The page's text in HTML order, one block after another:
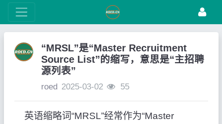
“MRSL”是“Master Recruitment
Source List”的缩写，意思是“主招聘
源列表”
roed 2025-03-02 55
英语缩略词“MRSL”经常作为“Master